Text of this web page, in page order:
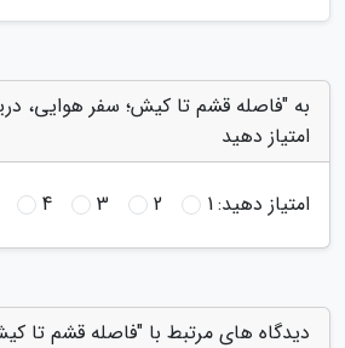
به "فاصله قشم تا کیش؛ سفر هوایی،
امتیاز دهید
امتیاز دهید:1
2
3
4
دیدگاه های مرتبط با "فاصله قشم تا